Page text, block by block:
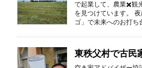
で起業して、農業✖️観
を見つけています。
ゴ」で未来へのお打ち
東秩父村で古民